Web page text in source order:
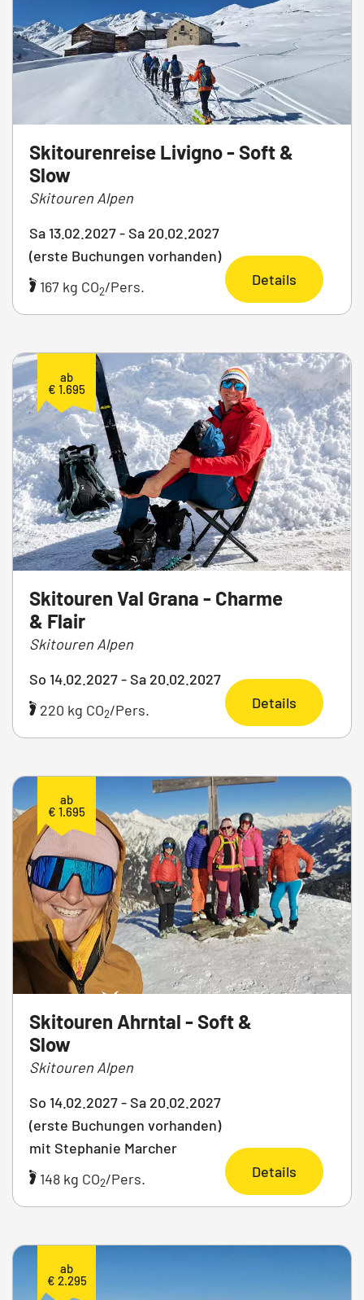
Skitourenreise Livigno - Soft &
Slow
Skitouren Alpen
Sa 13.02.2027 - Sa 20.02.2027
(erste Buchungen vorhanden)
167 kg CO2/Pers. Details
ab
€ 1.695
Skitouren Val Grana - Charme
& Flair
Skitouren Alpen
So 14.02.2027 - Sa 20.02.2027
220 kg CO2/Pers. Details
ab
€ 1.695
Skitouren Ahrntal - Soft &
Slow
Skitouren Alpen
So 14.02.2027 - Sa 20.02.2027
(erste Buchungen vorhanden)
mit Stephanie Marcher
148 kg CO2/Pers. Details
ab
€ 2.295